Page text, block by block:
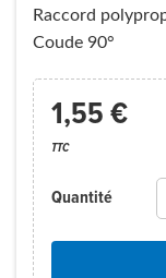
Raccord
Coude 90°
1,55 €
TTC
Quantité